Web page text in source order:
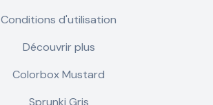
Conditions d'utilisation
Découvrir plus
Colorbox Mustard
Sprunki Gris